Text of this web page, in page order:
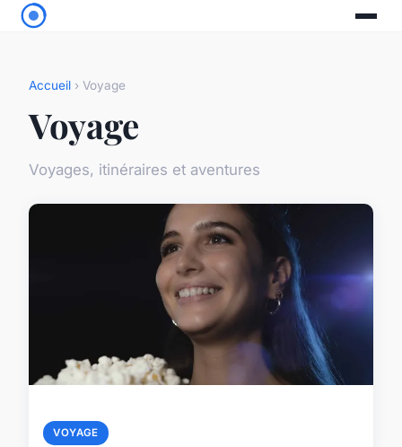
Accueil › Voyage
Voyage
Voyages, itinéraires et aventures
VOYAGE